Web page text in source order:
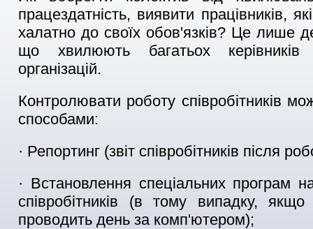
працездатність, виявити працівників,
халатно до своїх обов'язків? Це лише
що хвилюють багатьох керівників
організацій.
Контролювати роботу співробітників
способами:
· Репортинг (звіт співробітників після
· Встановлення спеціальних програм
співробітників (в тому випадку, якщо
проводить день за комп'ютером);